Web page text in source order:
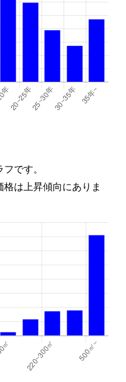
です。
は上昇傾向にありま